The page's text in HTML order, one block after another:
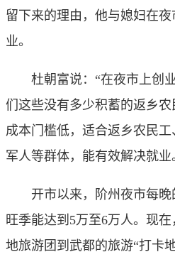
留下来的理由，他与媳妇在
业。
杜朝富说：“在夜市上创
们这些没有多少积蓄的返乡农
成本门槛低，适合返乡农民
军人等群体，能有效解决就业
开市以来，阶州夜市每晚
旺季能达到5万至6万人。现
地旅游团到武都的旅游“打卡地